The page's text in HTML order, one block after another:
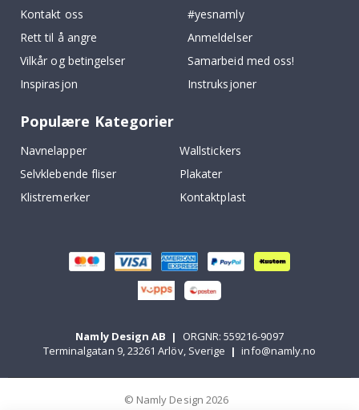
Kontakt oss
Rett til å angre
Vilkår og betingelser
Inspirasjon
#yesnamly
Anmeldelser
Samarbeid med oss!
Instruksjoner
Populære Kategorier
Navnelapper
Wallstickers
Selvklebende fliser
Plakater
Klistremerker
Kontaktplast
Namly Design AB |
ORGNR: 559216-9097
Terminalgatan 9, 23261 Arlöv, Sverige | info@namly.no
© Namly Design 2026